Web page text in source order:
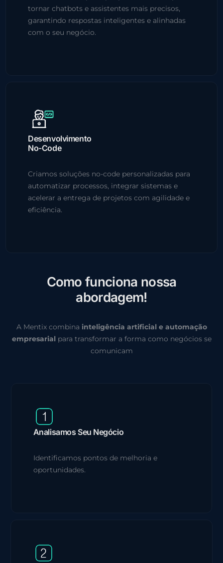
tornar chatbots e assistentes mais precisos,
garantindo respostas inteligentes e alinhadas
com o seu negócio.
Desenvolvimento
No-Code
Criamos soluções no-code personalizadas para
automatizar processos, integrar sistemas e
acelerar a entrega de projetos com agilidade e
eficiência.
Como funciona nossa
abordagem!
A Mentix combina inteligência artificial e automação
empresarial para transformar a forma como negócios se
comunicam
Analisamos Seu Negócio
Identificamos pontos de melhoria e
oportunidades.